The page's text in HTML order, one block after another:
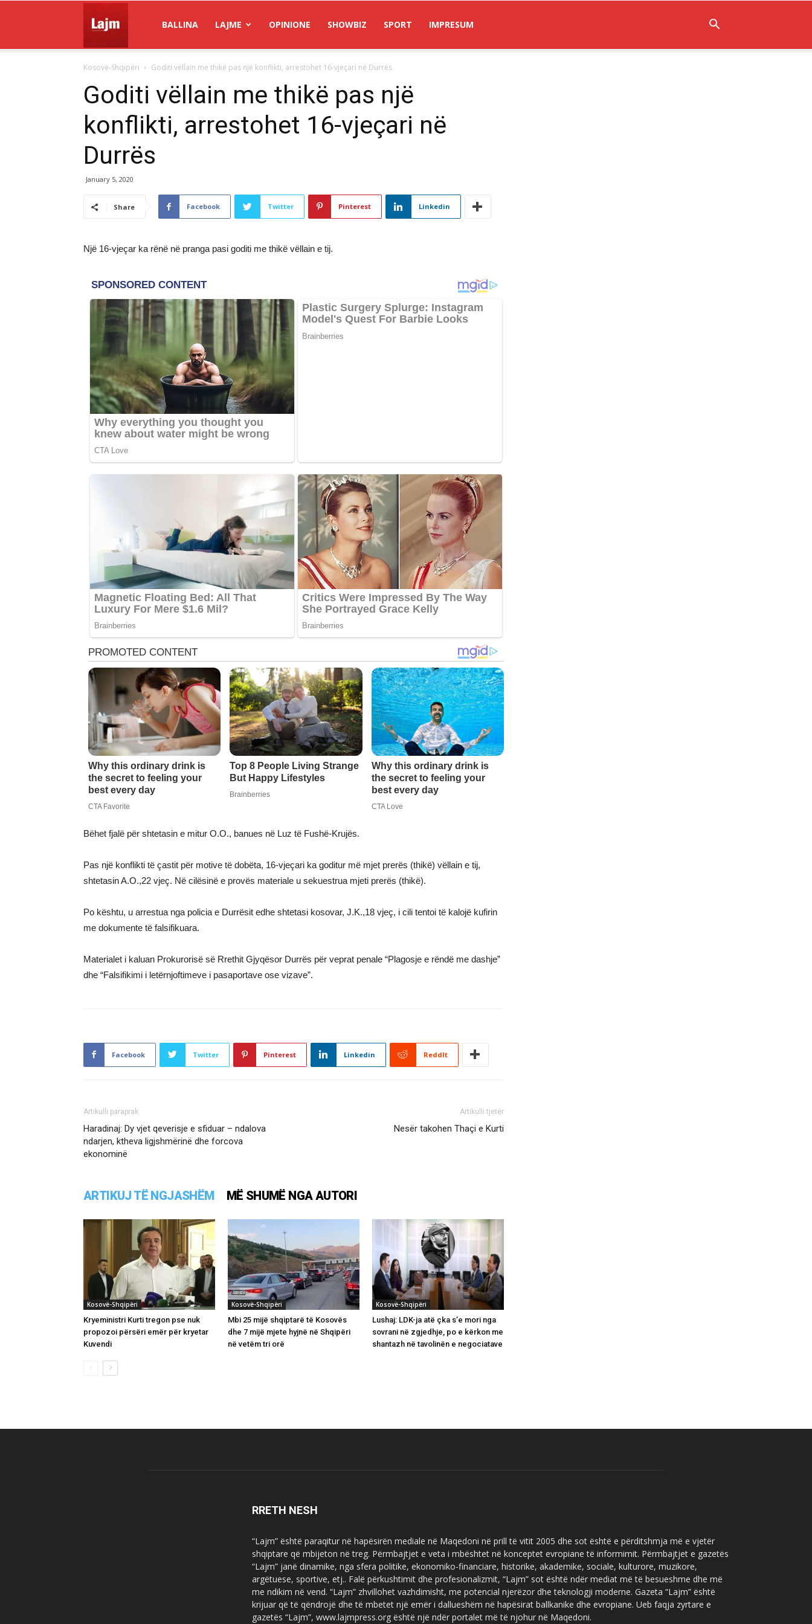
Lajm
BALLINA LAJME OPINIONE SHOWBIZ SPORT IMPRESUM
Kosovë-Shqipëri Goditi vëllain me thikë pas një konflikti, arrestohet 16-vjeçari në Durrës
Goditi vëllain me thikë pas një
konflikti, arrestohet 16-vjeçari në
Durrës
January 5, 2020
Share Facebook Twitter Pinterest Linkedin
Një 16-vjeçar ka rënë në pranga pasi goditi me thikë vëllain e tij.
Bëhet fjalë për shtetasin e mitur O.O., banues në Luz të Fushë-Krujës.
Pas një konflikti të çastit për motive të dobëta, 16-vjeçari ka goditur më mjet prerës (thikë) vëllain e tij,
shtetasin A.O.,22 vjeç. Në cilësinë e provës materiale u sekuestrua mjeti prerës (thikë).
Po kështu, u arrestua nga policia e Durrësit edhe shtetasi kosovar, J.K.,18 vjeç, i cili tentoi të kalojë kufirin
me dokumente të falsifikuara.
Materialet i kaluan Prokurorisë së Rrethit Gjyqësor Durrës për veprat penale “Plagosje e rëndë me dashje”
dhe “Falsifikimi i letërnjoftimeve i pasaportave ose vizave”.
Facebook Twitter Pinterest Linkedin ReddIt
Artikulli paraprak
Haradinaj: Dy vjet qeverisje e sfiduar – ndalova
ndarjen, ktheva ligjshmërinë dhe forcova
ekonominë
Artikulli tjetër
Nesër takohen Thaçi e Kurti
ARTIKUJ TË NGJASHËM MË SHUMË NGA AUTORI
Kosovë-Shqipëri
Kryeministri Kurti tregon pse nuk
propozoi përsëri emër për kryetar
Kuvendi
Kosovë-Shqipëri
Mbi 25 mijë shqiptarë të Kosovës
dhe 7 mijë mjete hyjnë në Shqipëri
në vetëm tri orë
Kosovë-Shqipëri
Lushaj: LDK-ja atë çka s’e mori nga
sovrani në zgjedhje, po e kërkon me
shantazh në tavolinën e negociatave
RRETH NESH
“Lajm” është paraqitur në hapësirën mediale në Maqedoni në prill të vitit 2005 dhe sot është e përditshmja më e vjetër
shqiptare që mbijeton në treg. Përmbajtjet e veta i mbështet në konceptet evropiane të informimit. Përmbajtjet e gazetës
“Lajm” janë dinamike, nga sfera politike, ekonomiko-financiare, historike, akademike, sociale, kulturore, muzikore,
argëtuese, sportive, etj.. Falë përkushtimit dhe profesionalizmit, “Lajm” sot është ndër mediat më të besueshme dhe më
me ndikim në vend. “Lajm” zhvillohet vazhdimisht, me potencial njerëzor dhe teknologji moderne. Gazeta “Lajm” është
krijuar që të qëndrojë dhe të mbetet një emër i dallueshëm në hapësirat ballkanike dhe evropiane. Ueb faqja zyrtare e
gazetës “Lajm”, www.lajmpress.org është një ndër portalet më të njohur në Maqedoni.